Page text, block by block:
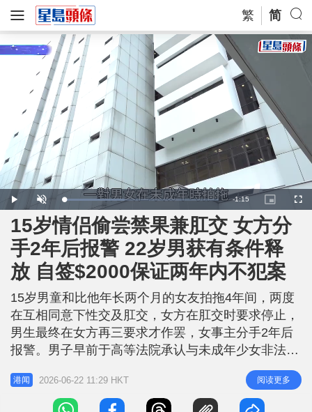
繁 简
P
l
y
U
n
m
u
t
L
o
a
d
d
:
3
9
.
7
7
R
e
m
a
n
-1:15
P
i
t
r
e
-
i
n
-
P
c
t
r
e
F
u
15岁情侣偷尝禁果兼肛交 女方分
手2年后报警 22岁男获有条件释
放 自签$2000保证两年内不犯案
15岁男童和比他年长两个月的女友拍拖4年间，两度
在互相同意下性交及肛交，女方在肛交时要求停止，
男生最终在女方再三要求才作罢，女事主分手2年后
报警。男子早前于高等法院承认与未成年少女非法性
交及肛交两罪，法官李素兰指双方自5岁相识，13至
16岁拍拖4年，属青少年逐步发展的恋爱关系，并不
涉性剥削，被告未曾利用任何手段令女方屈服，女方
港闻 2026-06-22 11:29 HKT 阅读更多